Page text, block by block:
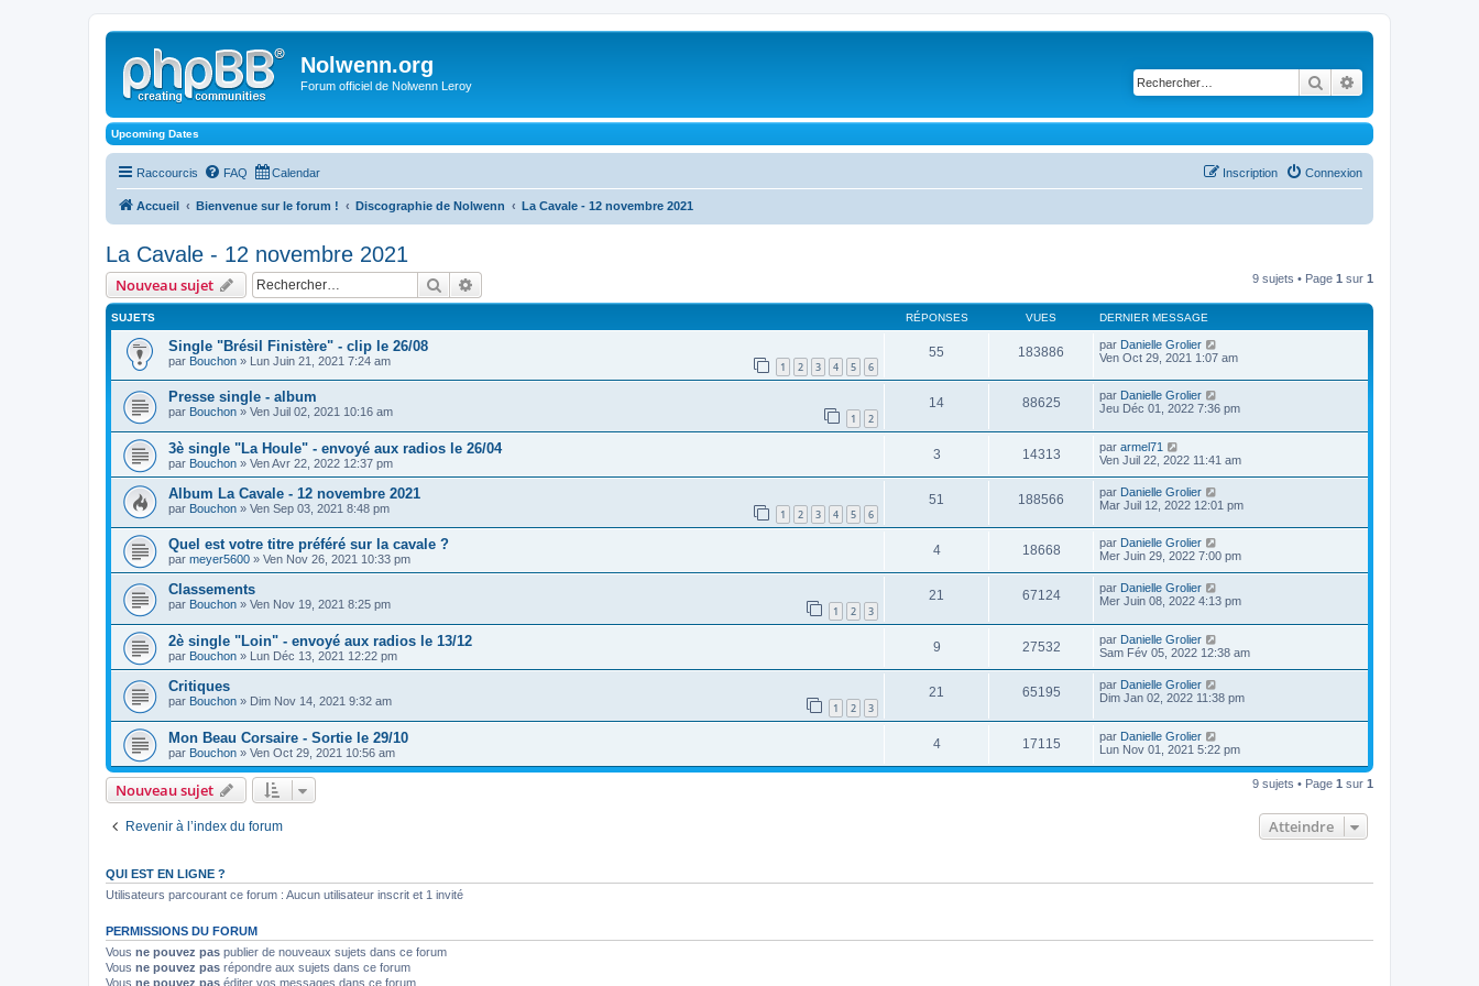
Nolwenn.org
Forum officiel de Nolwenn Leroy Rechercher
Upcoming Dates
Raccourcis FAQ Calendar Connexion
Inscription
Accueil Bienvenue sur le forum ! Discographie de Nolwenn La Cavale - 12 novembre 2021
La Cavale - 12 novembre 2021
Nouveau sujet Rechercher 9 sujets • Page 1 sur 1
SUJETS RÉPONSES VUES DERNIER MESSAGE
Single "Brésil Finistère" - clip le 26/08
par Bouchon » Lun Juin 21, 2021 7:24 am 1 2 3 4 5 6
55 183886 par Danielle Grolier
Ven Oct 29, 2021 1:07 am
Presse single - album
par Bouchon » Ven Juil 02, 2021 10:16 am 1 2
14 88625 par Danielle Grolier
Jeu Déc 01, 2022 7:36 pm
3è single "La Houle" - envoyé aux radios le 26/04
par Bouchon » Ven Avr 22, 2022 12:37 pm
3 14313 par armel71
Ven Juil 22, 2022 11:41 am
Album La Cavale - 12 novembre 2021
par Bouchon » Ven Sep 03, 2021 8:48 pm 1 2 3 4 5 6
51 188566 par Danielle Grolier
Mar Juil 12, 2022 12:01 pm
Quel est votre titre préféré sur la cavale ?
par meyer5600 » Ven Nov 26, 2021 10:33 pm
4 18668 par Danielle Grolier
Mer Juin 29, 2022 7:00 pm
Classements
par Bouchon » Ven Nov 19, 2021 8:25 pm 1 2 3
21 67124 par Danielle Grolier
Mer Juin 08, 2022 4:13 pm
2è single "Loin" - envoyé aux radios le 13/12
par Bouchon » Lun Déc 13, 2021 12:22 pm
9 27532 par Danielle Grolier
Sam Fév 05, 2022 12:38 am
Critiques
par Bouchon » Dim Nov 14, 2021 9:32 am 1 2 3
21 65195 par Danielle Grolier
Dim Jan 02, 2022 11:38 pm
Mon Beau Corsaire - Sortie le 29/10
par Bouchon » Ven Oct 29, 2021 10:56 am
4 17115 par Danielle Grolier
Lun Nov 01, 2021 5:22 pm
Nouveau sujet 9 sujets • Page 1 sur 1
Revenir à l’index du forum Atteindre
QUI EST EN LIGNE ?
Utilisateurs parcourant ce forum : Aucun utilisateur inscrit et 1 invité
PERMISSIONS DU FORUM
Vous ne pouvez pas publier de nouveaux sujets dans ce forum
Vous ne pouvez pas répondre aux sujets dans ce forum
Vous ne pouvez pas éditer vos messages dans ce forum